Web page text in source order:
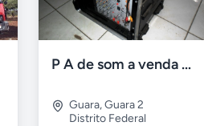
P A de som a venda - brasilia
Guara,Guara 2
Distrito Federal